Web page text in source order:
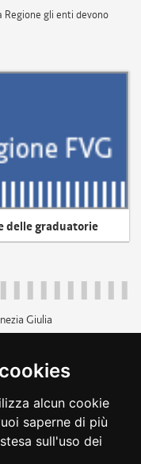
alcun cookie
saperne di più
sull'uso dei
Regione gli enti devono
delle graduatorie
Giulia
dichiarazione di
cookie